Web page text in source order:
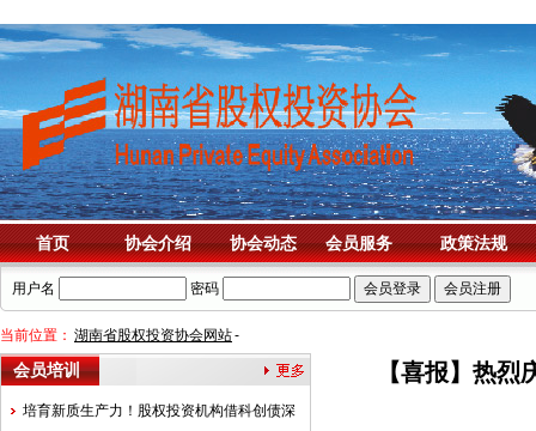
首页 协会介绍 协会动态 会员服务 政策法规
用户名 密码
当前位置： 湖南省股权投资协会网站-
会员培训
培育新质生产力！股权投资机构借科创债深
【喜报】热